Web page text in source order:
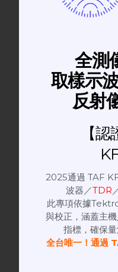
👉 Mời Quý khách
thức của Alltest
Related
tin tức
Giải pháp
diện IQgig-
全測
取樣示
反射
【
2025通過 TAF
波器／TDR
此專項依據
與校正，涵蓋主
指標，確保量
全台唯一！通過